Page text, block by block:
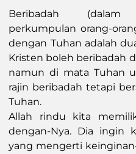
Beribadah (dalam
perkumpulan orang-
dengan Tuhan adalah
Kristen boleh beribadah
namun di mata Tuhan
rajin beribadah tetapi
Tuhan.
Allah rindu kita
dengan-Nya. Dia ingin
yang mengerti